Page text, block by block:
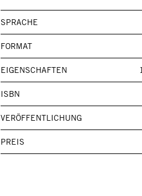
SPRACHE
FORMAT
EIGENSCHAFTEN
ISBN
VERÖFFENTLICHUNG
PREIS